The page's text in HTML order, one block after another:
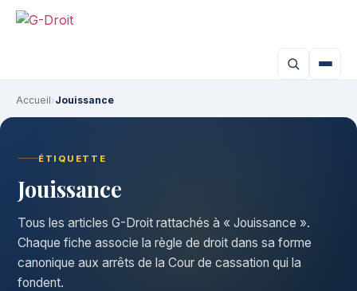
Aller
Accueil›Jouissance
ÉTIQUETTE
Jouissance
Tous les articles G-Droit rattachés à « Jouissance ».
Chaque fiche associe la règle de droit dans sa forme
canonique aux arrêts de la Cour de cassation qui la
fondent.